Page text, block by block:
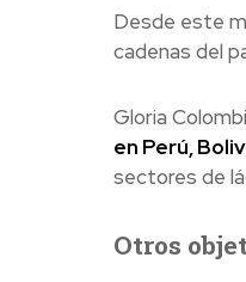
Desde este
cadenas del
Gloria
en Perú,
sectores de
Otros